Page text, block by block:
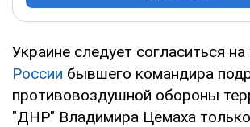
Украине следует согласиться
России бывшего командира
противовоздушной обороны
"ДНР" Владимира Цемаха